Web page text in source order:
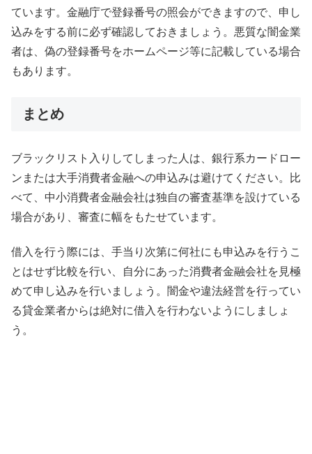
ています。金融庁で登録番号の照会ができますので、申し
込みをする前に必ず確認しておきましょう。悪質な闇金業
者は、偽の登録番号をホームページ等に記載している場合
もあります。
まとめ
ブラックリスト入りしてしまった人は、銀行系カードロー
ンまたは大手消費者金融への申込みは避けてください。比
べて、中小消費者金融会社は独自の審査基準を設けている
場合があり、審査に幅をもたせています。
借入を行う際には、手当り次第に何社にも申込みを行うこ
とはせず比較を行い、自分にあった消費者金融会社を見極
めて申し込みを行いましょう。闇金や違法経営を行ってい
る貸金業者からは絶対に借入を行わないようにしましょ
う。